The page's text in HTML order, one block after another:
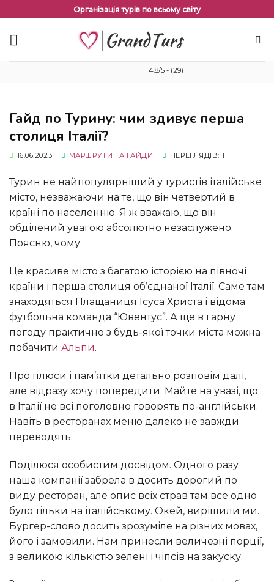
змісту
Організація турів по всьому світу
4.8/5 - (29)
Гайд по Турину: чим здивує перша
столиця Італії?
16.06.2023 МАРШРУТИ ТА ГАЙДИ ПЕРЕГЛЯДІВ: 1
Турин не найпопулярніший у туристів італійське
місто, незважаючи на те, що він четвертий в
країні по населенню. Я ж вважаю, що він
обділений увагою абсолютно незаслужено.
Поясню, чому.
Це красиве місто з багатою історією на півночі
країни і перша столиця об’єднаної Італії. Саме там
знаходяться Плащаниця Ісуса Христа і відома
футбольна команда “Ювентус”. А ще в гарну
погоду практично з будь-якої точки міста можна
побачити Альпи.
Про плюси і пам’ятки детально розповім далі,
але відразу хочу попередити. Майте на увазі, що
в Італії не всі поголовно говорять по-англійськи.
Навіть в ресторанах меню далеко не завжди
переводять.
Поділюся особистим досвідом. Одного разу
наша компанії забрела в досить дорогий по
виду ресторан, але опис всіх страв там все одно
було тільки на італійському. Окей, вирішили ми.
Бургер-слово досить зрозуміле на різних мовах,
його і замовили. Нам принесли величезні порції,
з великою кількістю зелені і чіпсів на закуску.